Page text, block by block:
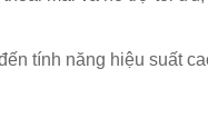
tính năng hiệu suất